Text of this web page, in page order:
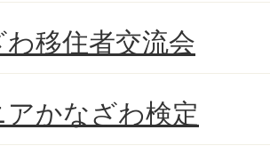
移住者交流会
アかなざわ検定